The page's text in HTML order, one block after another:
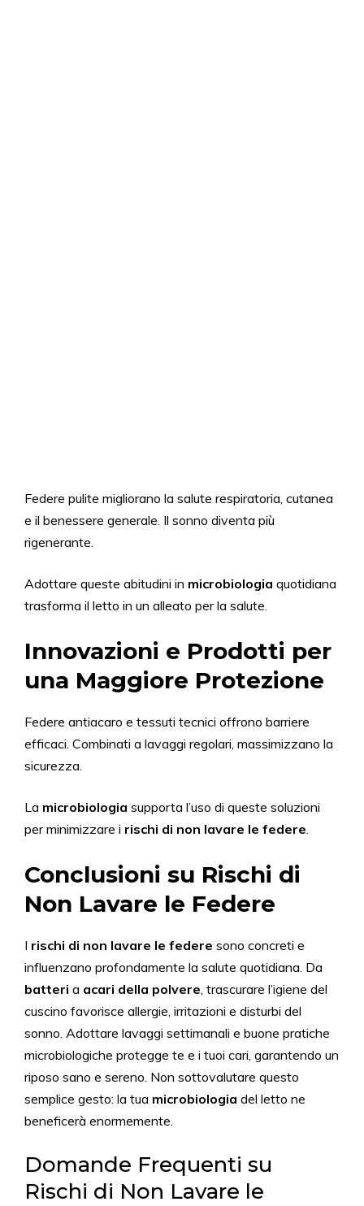
Federe pulite migliorano la salute respiratoria, cutanea
e il benessere generale. Il sonno diventa più
rigenerante.
Adottare queste abitudini in microbiologia quotidiana
trasforma il letto in un alleato per la salute.
Innovazioni e Prodotti per
una Maggiore Protezione
Federe antiacaro e tessuti tecnici offrono barriere
efficaci. Combinati a lavaggi regolari, massimizzano la
sicurezza.
La microbiologia supporta l’uso di queste soluzioni
per minimizzare i rischi di non lavare le federe.
Conclusioni su Rischi di
Non Lavare le Federe
I rischi di non lavare le federe sono concreti e
influenzano profondamente la salute quotidiana. Da
batteri a acari della polvere, trascurare l’igiene del
cuscino favorisce allergie, irritazioni e disturbi del
sonno. Adottare lavaggi settimanali e buone pratiche
microbiologiche protegge te e i tuoi cari, garantendo un
riposo sano e sereno. Non sottovalutare questo
semplice gesto: la tua microbiologia del letto ne
beneficerà enormemente.
Domande Frequenti su
Rischi di Non Lavare le